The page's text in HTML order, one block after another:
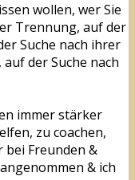
wollen, wer Sie
Trennung, auf der
Suche nach ihrer
der Suche nach
immer stärker
zu coachen,
Freunden &
& ich